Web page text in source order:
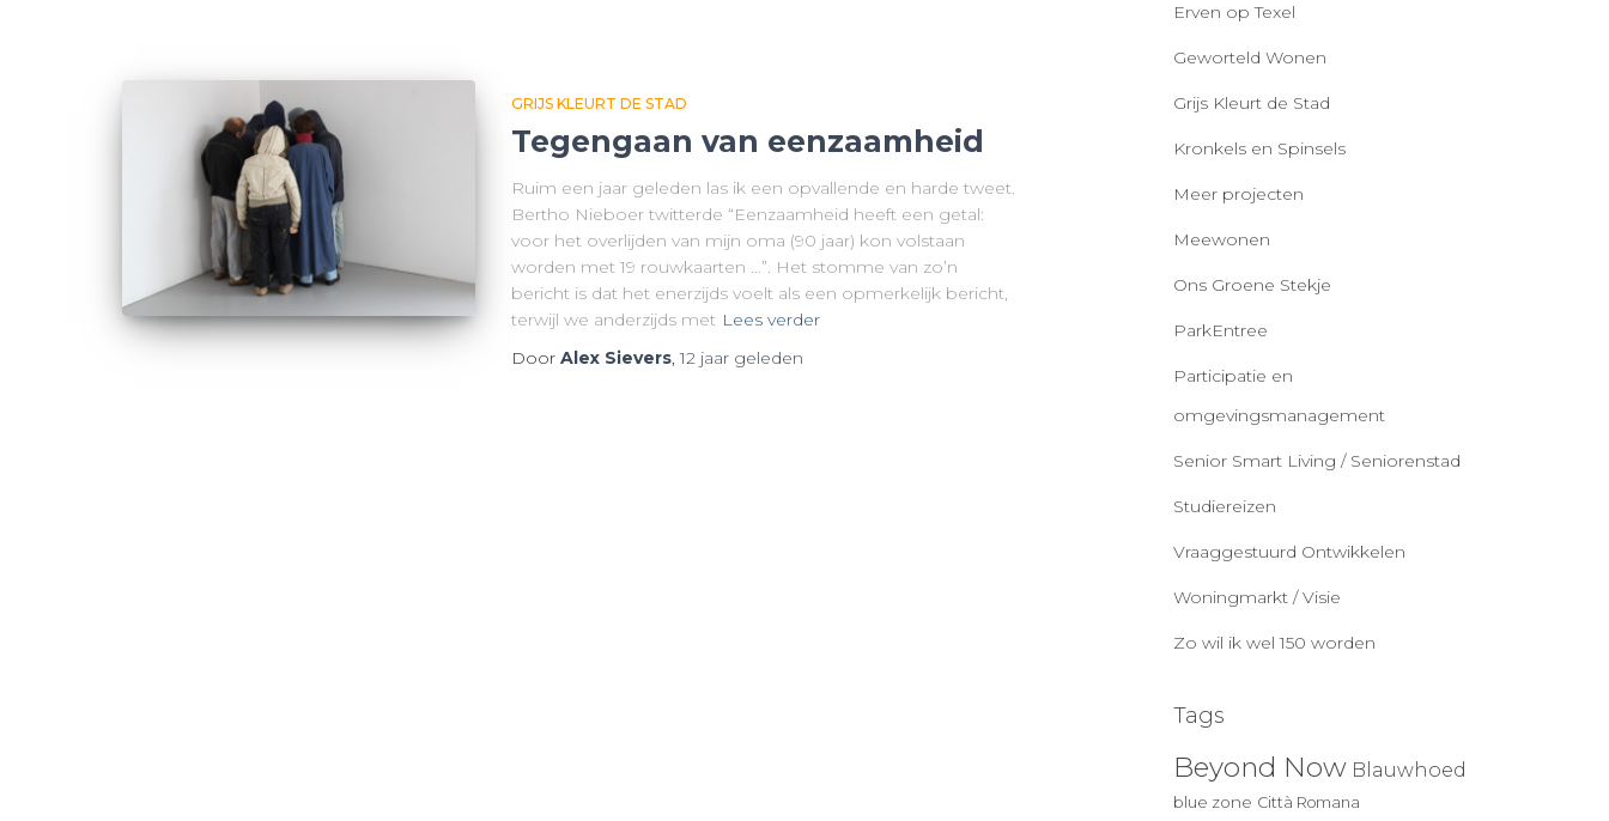
GRIJS KLEURT DE STAD
Tegengaan van eenzaamheid
Ruim een jaar geleden las ik een opvallende en harde tweet.
Bertho Nieboer twitterde “Eenzaamheid heeft een getal:
voor het overlijden van mijn oma (90 jaar) kon volstaan
worden met 19 rouwkaarten …”. Het stomme van zo’n
bericht is dat het enerzijds voelt als een opmerkelijk bericht,
terwijl we anderzijds met Lees verder
Door Alex Sievers,12 jaar geleden
Erven op Texel
Geworteld Wonen
Grijs Kleurt de Stad
Kronkels en Spinsels
Meer projecten
Meewonen
Ons Groene Stekje
ParkEntree
Participatie en
omgevingsmanagement
Senior Smart Living / Seniorenstad
Studiereizen
Vraaggestuurd Ontwikkelen
Woningmarkt / Visie
Zo wil ik wel 150 worden
Tags
Beyond Now Blauwhoed
blue zone Città Romana